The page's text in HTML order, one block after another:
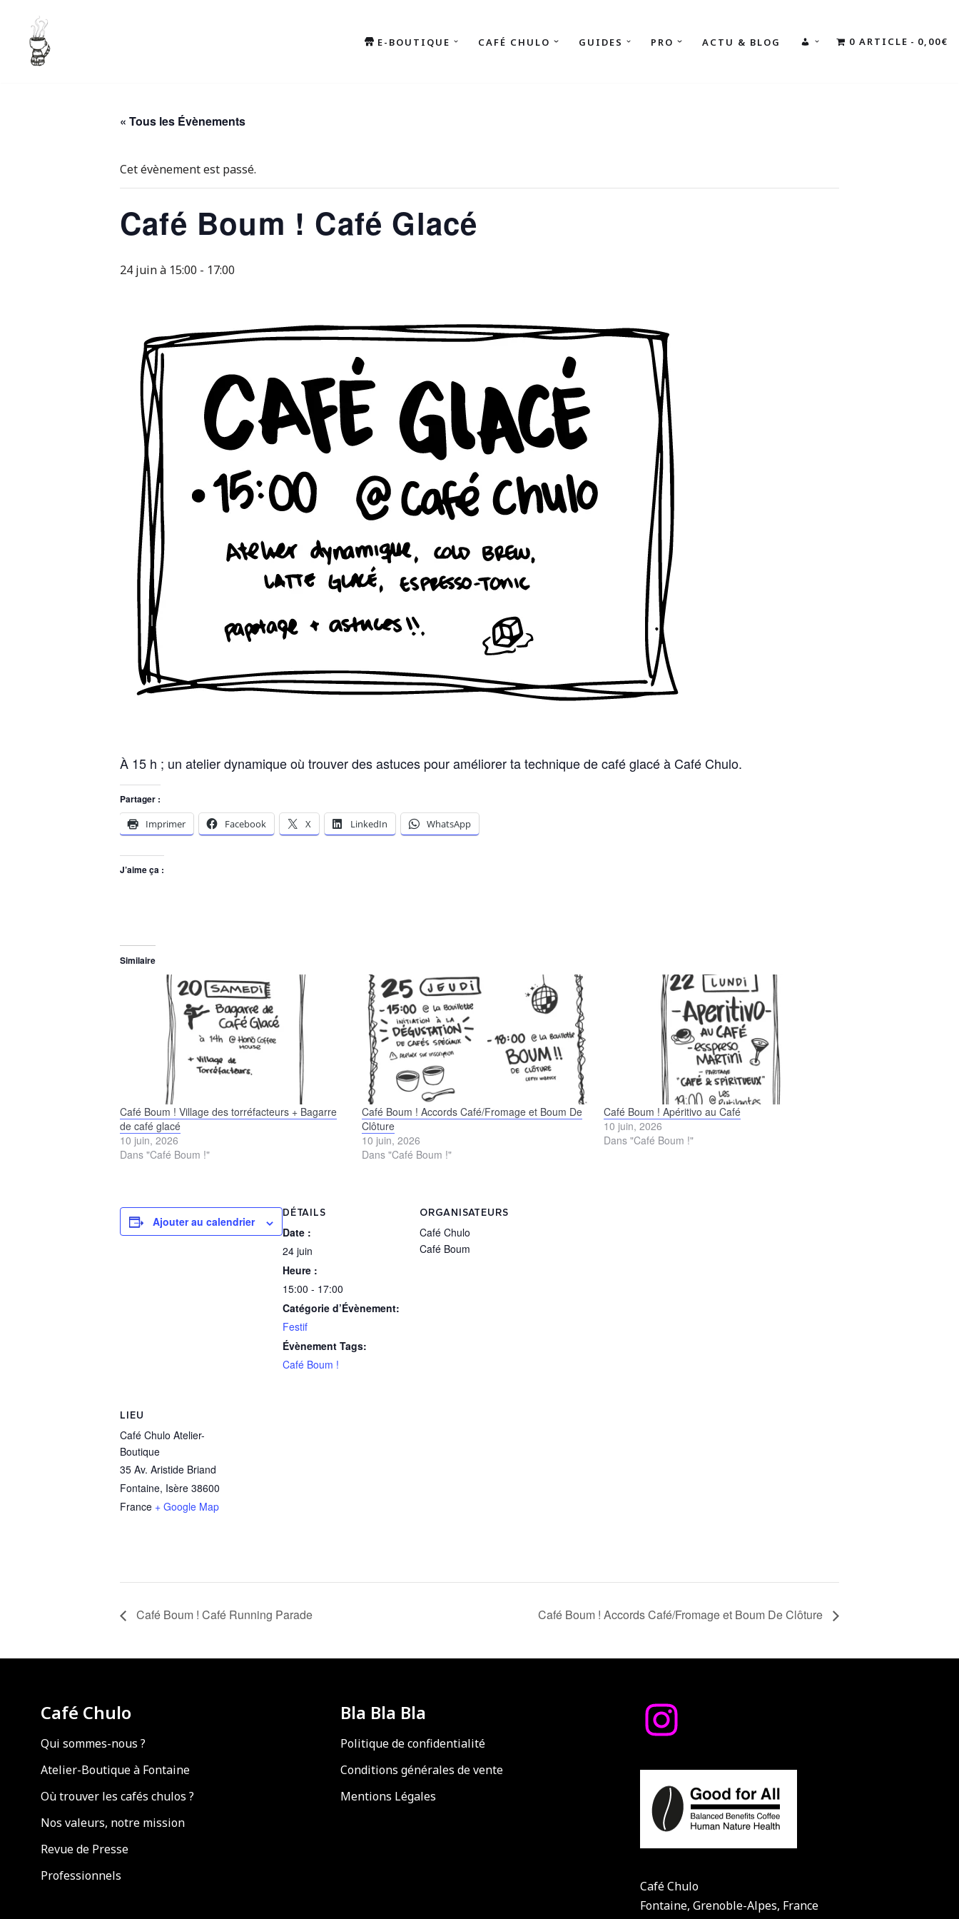
Aller
E-BOUTIQUE CAFÉ CHULO GUIDES PRO ACTU & BLOG
MON
0 ARTICLE 0,00€
« Tous les Évènements
Cet évènement est passé.
Café Boum ! Café Glacé
24 juin à 15:00 - 17:00
À 15 h ; un atelier dynamique où trouver des astuces pour améliorer ta technique de café glacé à Café Chulo.
Partager :
Imprimer
Facebook X LinkedIn WhatsApp
J’aime ça :
Similaire
Café Boum ! Village des torréfacteurs + Bagarre
de café glacé
10 juin, 2026
Dans "Café Boum !"
Café Boum ! Accords Café/Fromage et Boum De
Clôture
10 juin, 2026
Dans "Café Boum !"
Café Boum ! Apéritivo au Café
10 juin, 2026
Dans "Café Boum !"
Ajouter au calendrier
DÉTAILS
Date :
24 juin
Heure :
15:00 - 17:00
Catégorie d’Évènement:
Festif
Évènement Tags:
Café Boum !
ORGANISATEURS
Café Chulo
Café Boum
LIEU
Café Chulo Atelier-
Boutique
35 Av. Aristide Briand
Fontaine, Isère 38600
France + Google Map
Café Boum ! Café Running Parade Café Boum ! Accords Café/Fromage et Boum De Clôture
Café Chulo
Qui sommes-nous ?
Atelier-Boutique à Fontaine
Où trouver les cafés chulos ?
Nos valeurs, notre mission
Revue de Presse
Professionnels
Bla Bla Bla
Politique de confidentialité
Conditions générales de vente
Mentions Légales
Café Chulo
Fontaine, Grenoble-Alpes, France